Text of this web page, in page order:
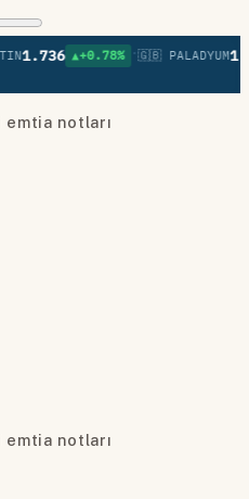
1.736 ▲+0.78% •🇬🇧 PALADYUM
emtia notları
emtia notları